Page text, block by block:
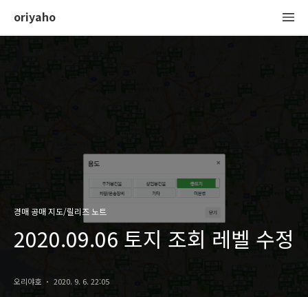
oriyaho
경매 공매 지도/릴리즈 노트
2020.09.06 토지 조회 레벨 수정
오리야호 2020. 9. 6. 22:05